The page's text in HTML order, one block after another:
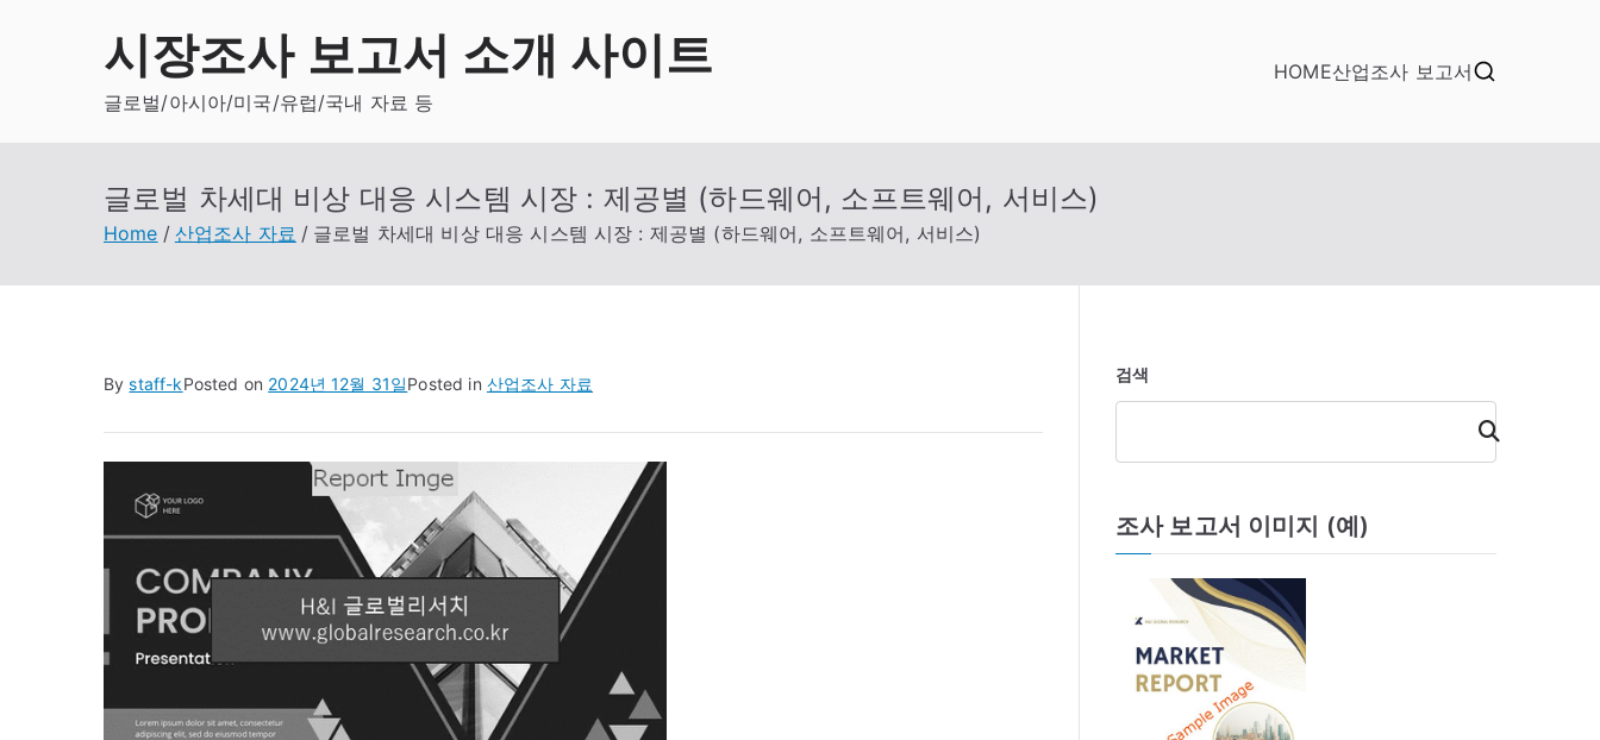
시장조사 보고서 소개 사이트
글로벌/아시아/미국/유럽/국내 자료 등
HOME산업조사 보고서
글로벌 차세대 비상 대응 시스템 시장 : 제공별 (하드웨어, 소프트웨어, 서비스)
Home 산업조사 자료 글로벌 차세대 비상 대응 시스템 시장 : 제공별 (하드웨어, 소프트웨어, 서비스)
Bystaff-kPosted on 2024년 12월 31일Posted in 산업조사 자료 검색
검
색
조사 보고서 이미지 (예)